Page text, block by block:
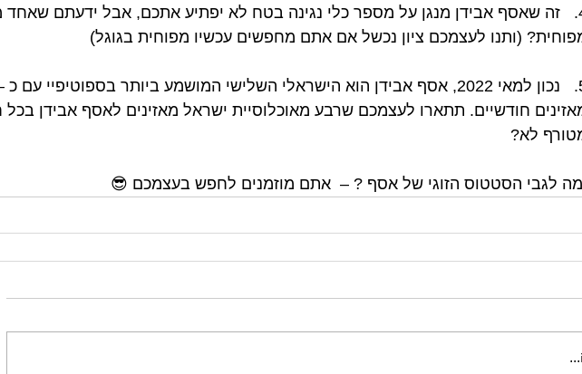
4.   זה שאסף אבידן מנגן על מספר כלי נגינה בטח לא יפתיע אתכם, אבל ידעתם שאחד
(ותנו לעצמכם ציון נכשל אם אתם מחפשים עכשיו מפוחית בגוגל)
חודשיים. תתארו לעצמכם שרבע מאוכלוסיית ישראל מאזינים לאסף אבידן בכל
לא?
לגבי הסטטוס הזוגי של אסף ? –  אתם מוזמנים לחפש בעצמכם 😎